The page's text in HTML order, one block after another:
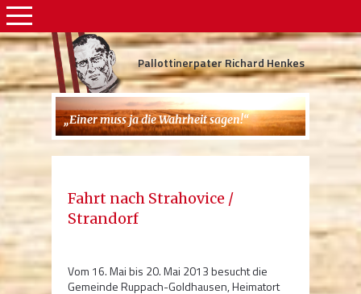
Pallottinerpater Richard Henkes
„Einer muss ja die Wahrheit sagen!“
Fahrt nach Strahovice /
Strandorf
Vom 16. Mai bis 20. Mai 2013 besucht die
Gemeinde Ruppach-Goldhausen, Heimatort